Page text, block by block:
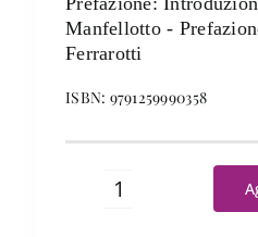
Manfellotto -
Ferrarotti
ISBN: 9791259990358
La